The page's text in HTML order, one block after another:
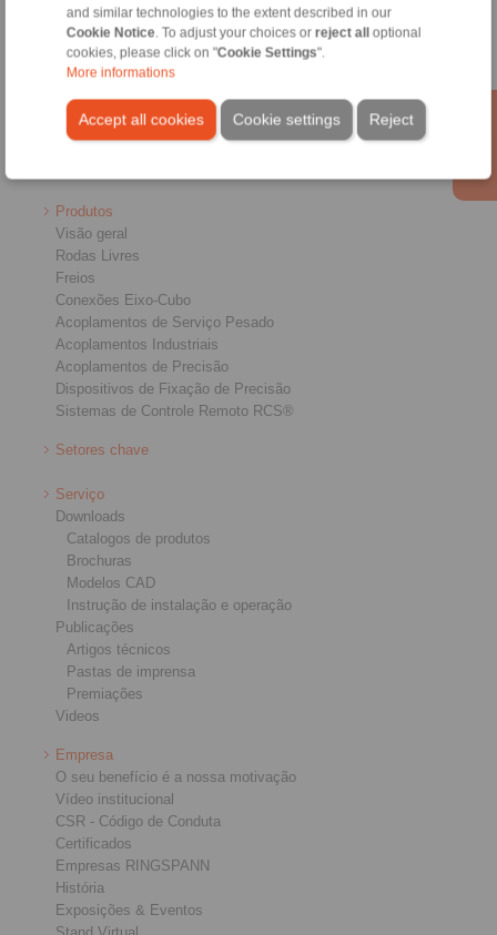
and similar technologies to the extent described in our
Cookie Notice . To adjust your choices or reject alloptional
cookies, please click on "Cookie Settings".
More informations
Accept all cookies Reject
Cookie settings
Início|Formulário de contato |Nota legal |Política de Privacidade
Termos de Entrega e Pagamento
Produtos
Visão geral
Rodas Livres
Freios
Conexões Eixo-Cubo
Acoplamentos de Serviço Pesado
Acoplamentos Industriais
Acoplamentos de Precisão
Dispositivos de Fixação de Precisão
Sistemas de Controle Remoto RCS®
Setores chave
Serviço
Downloads
Catalogos de produtos
Brochuras
Modelos CAD
Instrução de instalação e operação
Publicações
Artigos técnicos
Pastas de imprensa
Premiações
Videos
Empresa
O seu benefício é a nossa motivação
Vídeo institucional
CSR - Código de Conduta
Certificados
Empresas RINGSPANN
História
Exposições & Eventos